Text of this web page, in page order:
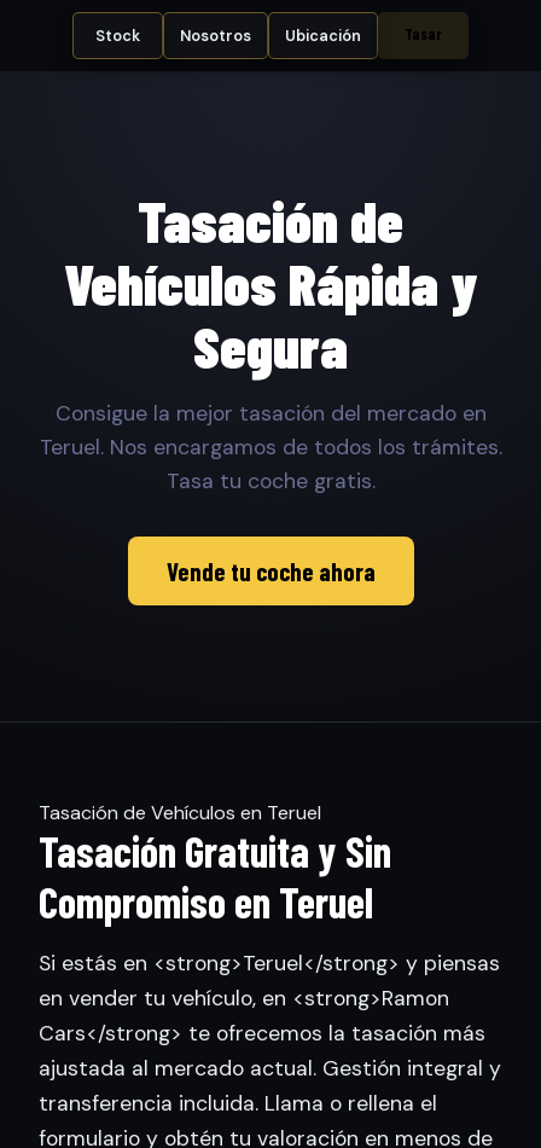
Stock Nosotros Ubicación Tasar
Tasación de
Vehículos Rápida y
Segura
Consigue la mejor tasación del mercado en
Teruel. Nos encargamos de todos los trámites.
Tasa tu coche gratis.
Vende tu coche ahora
Tasación de Vehículos en Teruel
Tasación Gratuita y Sin
Compromiso en Teruel
Si estás en <strong>Teruel</strong> y piensas
en vender tu vehículo, en <strong>Ramon
Cars</strong> te ofrecemos la tasación más
ajustada al mercado actual. Gestión integral y
transferencia incluida. Llama o rellena el
formulario y obtén tu valoración en menos de